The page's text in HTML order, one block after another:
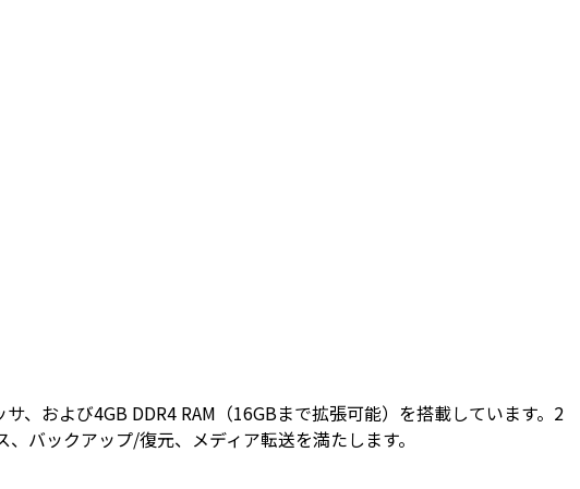
、および4GB DDR4 RAM（16GBまで拡張可能）を搭載しています。2
バックアップ/復元、メディア転送を満たします。